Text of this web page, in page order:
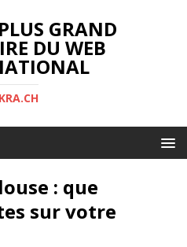
GRAND
DU WEB
: que
sur votre